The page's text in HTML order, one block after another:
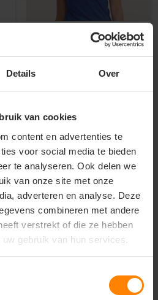
Details Over
van cookies
content en advertenties te
voor social media te bieden
te analyseren. Ook delen we
van onze site met onze
adverteren en analyse. Deze
combineren met andere
verstrekt of die ze hebben
gebruik van hun services.
Sol's Moon T-shirts V-
neck Shortsleeve
Fit: Slim Fit
4 04
PERSONALISEER